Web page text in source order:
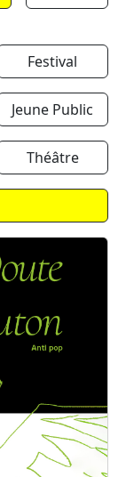
Festival
Jeune Public
Théâtre